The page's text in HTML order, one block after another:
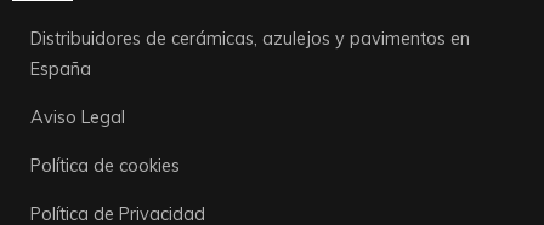
Distribuidores de cerámicas, azulejos y pavimentos en
España
Aviso Legal
Política de cookies
Política de Privacidad